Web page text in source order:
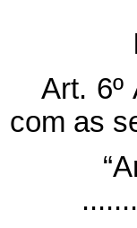
Art. 6º
com as